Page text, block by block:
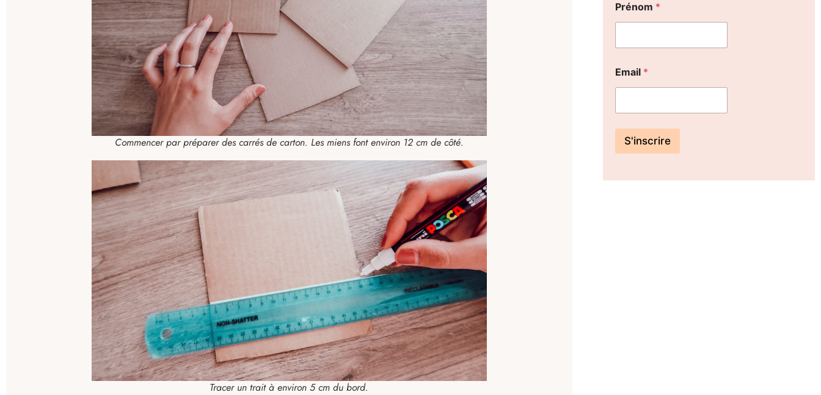
Commencer par préparer des carrés de carton. Les miens font environ 12 cm de côté.
Tracer un trait à environ 5 cm du bord.
Prénom *
Email *
S'inscrire